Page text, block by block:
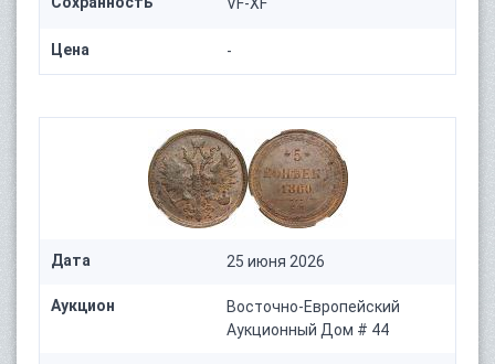
VF-XF
Цена -
Дата 25 июня 2026
Аукцион
Восточно-Европейский
Аукционный Дом # 44